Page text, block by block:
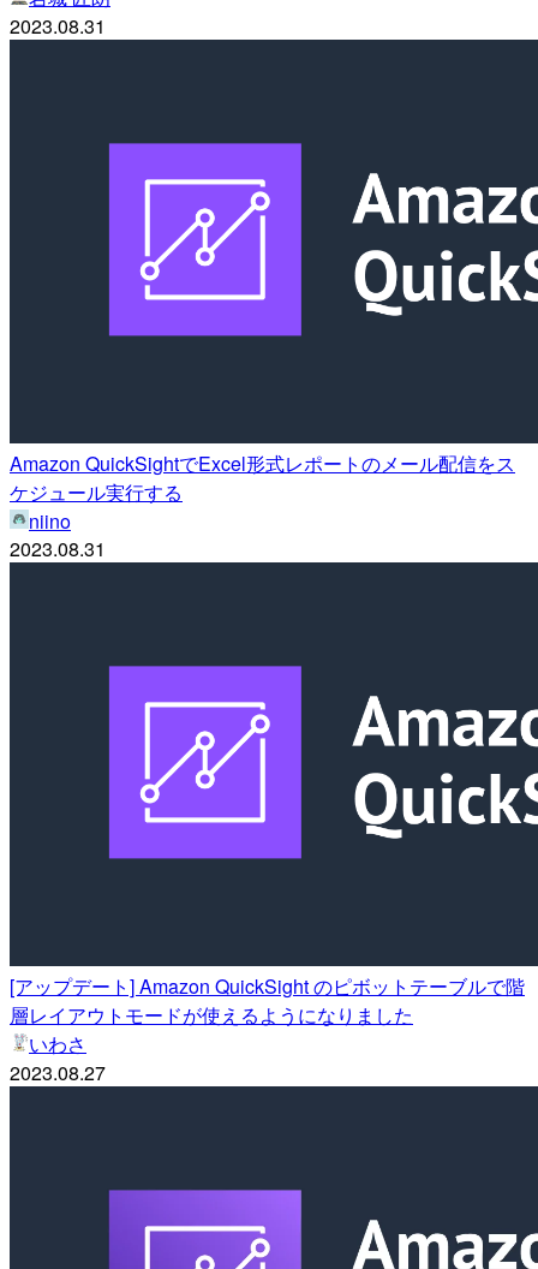
2023.08.31
Amazon QuickSightでExcel形式レポートのメール配信をス
ケジュール実行する
niino
2023.08.31
[アップデート] Amazon QuickSight のピボットテーブルで階
層レイアウトモードが使えるようになりました
いわさ
2023.08.27